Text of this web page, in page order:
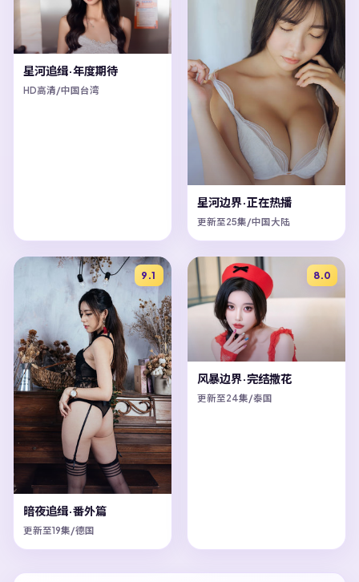
星河追缉·年度期待
HD高清/中国台湾
星河边界·正在热播
更新至25集/中国大陆
9.1
暗夜追缉·番外篇
更新至19集/德国
8.0
风暴边界·完结撒花
更新至24集/泰国